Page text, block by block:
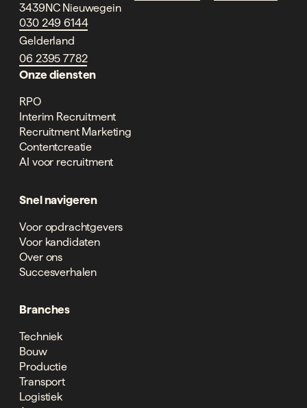
3439NC Nieuwegein
030 249 6144
Gelderland
06 2395 7782
Onze diensten
RPO
Interim Recruitment
Recruitment Marketing
Contentcreatie
AI voor recruitment
Snel navigeren
Voor opdrachtgevers
Voor kandidaten
Over ons
Succesverhalen
Branches
Techniek
Bouw
Productie
Transport
Logistiek